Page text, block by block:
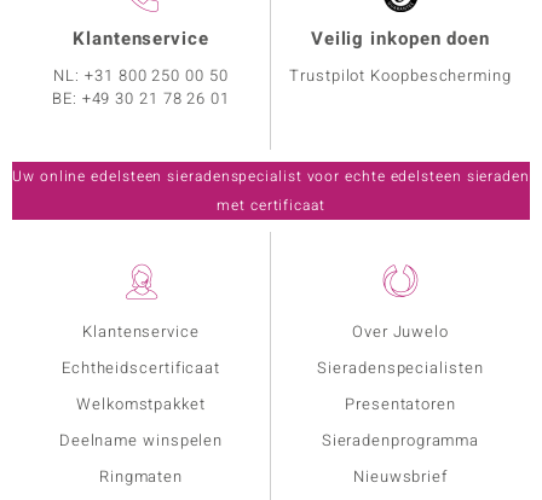
Klantenservice
Echtheidscertificaat
Welkomstpakket
Deelname winspelen
Ringmaten
Over Juwelo
Sieradenspecialisten
Presentatoren
Sieradenprogramma
Nieuwsbrief
Klantenservice
NL:+31 800 250 00 50
BE: +49 30 21 78 26 01
Veilig inkopen doen
Trustpilot Koopbescherming
Uw online edelsteen sieradenspecialist voor echte edelsteen sieraden
met certificaat